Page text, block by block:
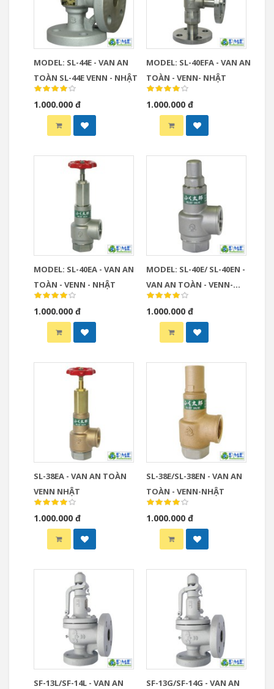
MODEL: SL-44E - VAN AN
TOÀN SL-44E VENN - NHẬT
1.000.000 đ
MODEL: SL-40EFA - VAN AN
TOÀN - VENN- NHẬT
1.000.000 đ
MODEL: SL-40EA - VAN AN
TOÀN - VENN - NHẬT
1.000.000 đ
MODEL: SL-40E/ SL-40EN -
VAN AN TOÀN - VENN-
NHẬT
1.000.000 đ
SL-38EA - VAN AN TOÀN
VENN NHẬT
1.000.000 đ
SL-38E/SL-38EN - VAN AN
TOÀN - VENN-NHẬT
1.000.000 đ
SF-13L/SF-14L - VAN AN SF-13G/SF-14G - VAN AN